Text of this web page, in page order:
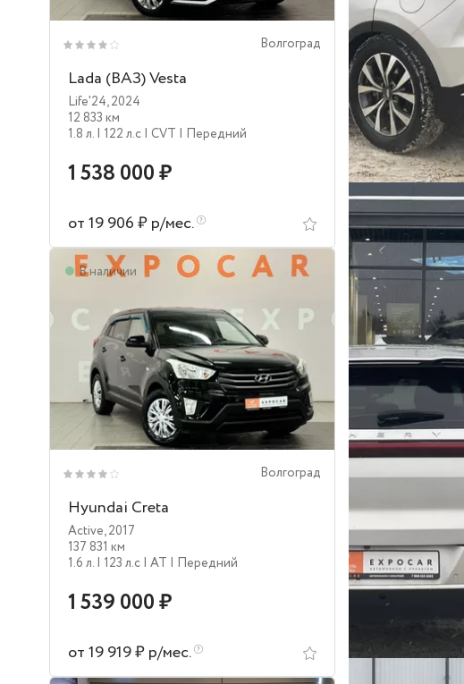
Волгоград
Lada (ВАЗ) Vesta
Life'24,2024
12 833 км
1.8 л. | 122 л.c | CVT | Передний
1 538 000 ₽
от 19 906 ₽ р/мес.
В наличии
Волгоград
Hyundai Creta
Active,2017
137 831 км
1.6 л. | 123 л.c | AT | Передний
1 539 000 ₽
от 19 919 ₽ р/мес.